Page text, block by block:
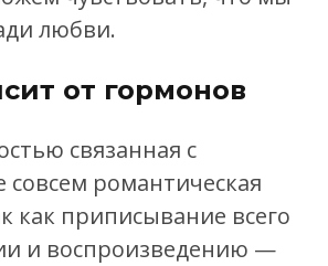
любви.
от гормонов
связанная с
романтическая
как приписывание всего
и воспроизведению —